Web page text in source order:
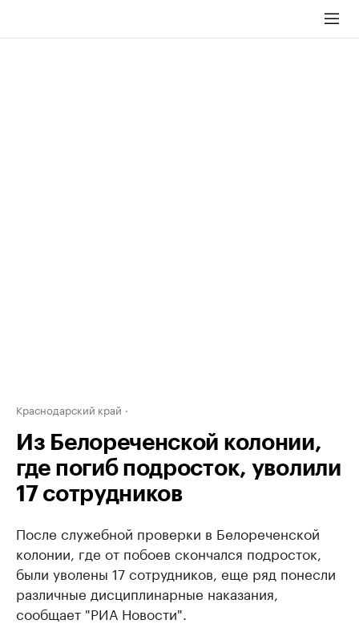
Краснодарский край
Из Белореченской колонии,
где погиб подросток, уволили
17 сотрудников
После служебной проверки в Белореченской
колонии, где от побоев скончался подросток,
были уволены 17 сотрудников, еще ряд понесли
различные дисциплинарные наказания,
сообщает "РИА Новости".